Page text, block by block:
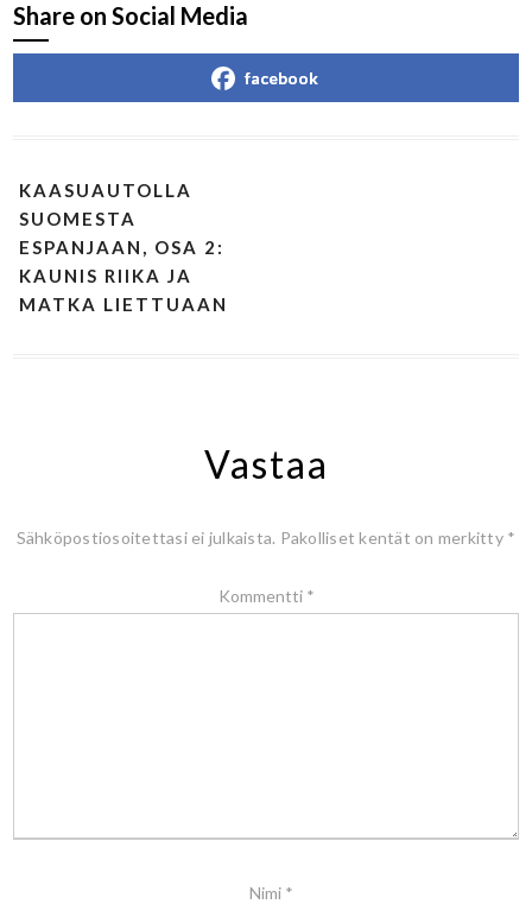
Share on Social Media
facebook
KAASUAUTOLLA
SUOMESTA
ESPANJAAN, OSA 2:
KAUNIS RIIKA JA
MATKA LIETTUAAN
Vastaa
Sähköpostiosoitettasi ei julkaista. Pakolliset kentät on merkitty *
Kommentti *
Nimi *